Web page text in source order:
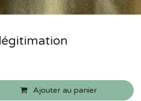
Ajouter au panier